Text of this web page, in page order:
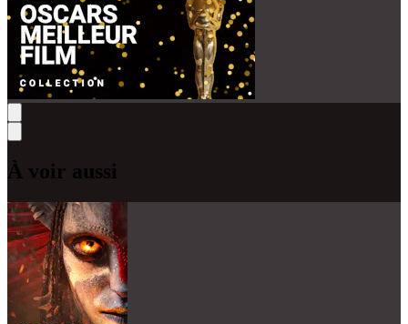
À voir aussi